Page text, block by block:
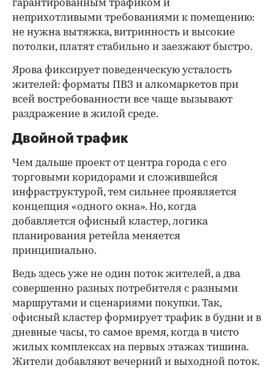
гарантированным трафиком и
неприхотливыми требованиями к помещению:
не нужна вытяжка, витринность и высокие
потолки, платят стабильно и заезжают быстро.
Ярова фиксирует поведенческую усталость
жителей: форматы ПВЗ и алкомаркетов при
всей востребованности все чаще вызывают
раздражение в жилой среде.
Двойной трафик
Чем дальше проект от центра города с его
торговыми коридорами и сложившейся
инфраструктурой, тем сильнее проявляется
концепция «одного окна». Но, когда
добавляется офисный кластер, логика
планирования ретейла меняется
принципиально.
Ведь здесь уже не один поток жителей, а два
совершенно разных потребителя с разными
маршрутами и сценариями покупки. Так,
офисный кластер формирует трафик в будни и в
дневные часы, то самое время, когда в чисто
жилых комплексах на первых этажах тишина.
Жители добавляют вечерний и выходной поток.